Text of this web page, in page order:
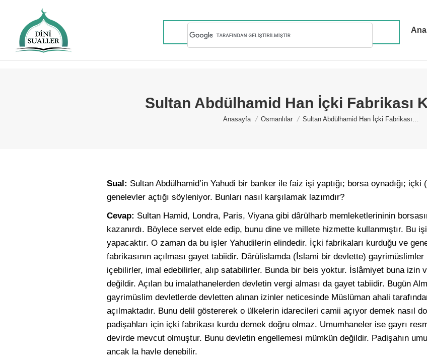
Sultan Abdülhamid Han İçki Fabrikası
You are here:
Anasayfa Osmanlılar Sultan Abdülhamid Han İçki Fabrikası…
Sual: Sultan Abdülhamid’in Yahudi bir banker ile faiz işi yaptığı; borsa oynadığı; içki
genelevler açtığı söyleniyor. Bunları nasıl karşılamak lazımdır?
Cevap: Sultan Hamid, Londra, Paris, Viyana gibi dârülharb memleketlerininin
kazanırdı. Böylece servet elde edip, bunu dine ve millete hizmette kullanmıştır. Bu
yapacaktır. O zaman da bu işler Yahudilerin elindedir. İçki fabrikaları kurduğu ve
fabrikasının açılması gayet tabiidir. Dârülislamda (İslami bir devlette)
içebilirler, imal edebilirler, alıp satabilirler. Bunda bir beis yoktur. İslâmiyet buna izin
değildir. Açılan bu imalathanelerden devletin vergi alması da gayet tabiidir. Bugün
gayrimüslim devletlerde devletten alınan izinler neticesinde Müslüman ahali
açılmaktadır. Bunu delil göstererek o ülkelerin idarecileri camii açıyor demek nasıl
padişahları için içki fabrikası kurdu demek doğru olmaz. Umumhaneler ise gayrı
devirde mevcut olmuştur. Bunu devletin engellemesi mümkün değildir. Padişahın
ancak la havle denebilir.